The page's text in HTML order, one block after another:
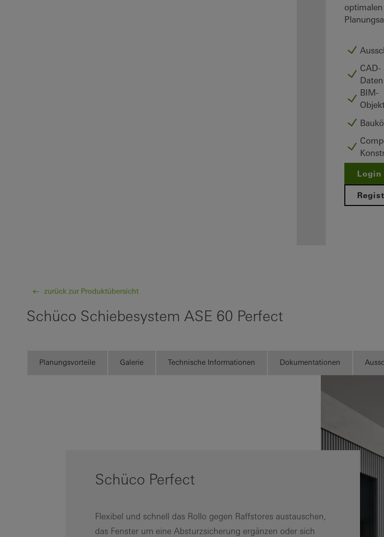
optimalen
CAD-
Daten
BIM-
Login
zurück zur Produktübersicht
Schüco Schiebesystem ASE 60 Perfect
Planungsvorteile Galerie Technische Informationen Dokumentationen
Schüco Perfect
Flexibel und schnell das Rollo gegen Raffstores austauschen,
das Fenster um eine Absturzsicherung ergänzen oder sich